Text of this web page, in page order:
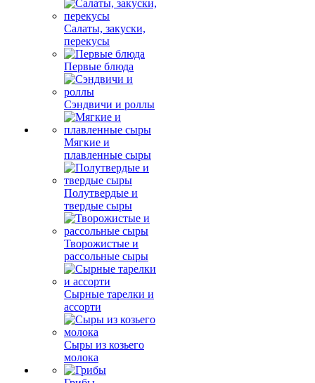
Салаты, закуски,
перекусы
Первые блюда
Сэндвичи и роллы
Мягкие и
плавленные сыры
Полутвердые и
твердые сыры
Творожистые и
рассольные сыры
Сырные тарелки и
ассорти
Сыры из козьего
молока